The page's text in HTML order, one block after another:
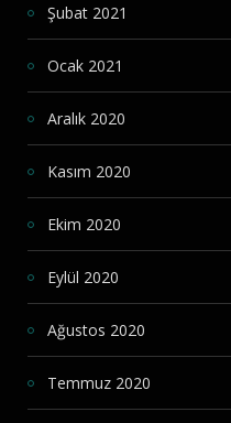
Şubat 2021
Ocak 2021
Aralık 2020
Kasım 2020
Ekim 2020
Eylül 2020
Ağustos 2020
Temmuz 2020